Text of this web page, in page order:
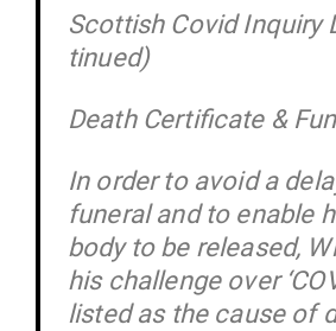
Scottish Covid Inquiry
tinued)
Death Cer­ti­ficate &
In order to avoid a
funeral and to enable
body to be released,
his challenge over
listed as the cause of